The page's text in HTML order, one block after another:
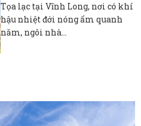
Tọa lạc tại Vĩnh Long, nơi có khí
hậu nhiệt đới nóng ẩm quanh
năm, ngôi nhà...